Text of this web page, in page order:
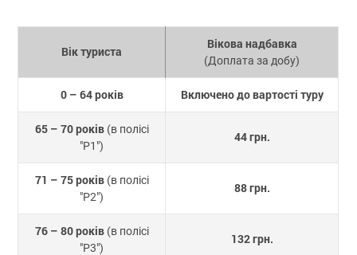
Вік туриста
Вікова надбавка
(Доплата за добу)
0 – 64 років Включено до вартості туру
65 – 70 років(в полісі
"P1")
44 грн.
71 – 75 років(в полісі
"P2")
88 грн.
76 – 80 років(в полісі
"P3")
132 грн.